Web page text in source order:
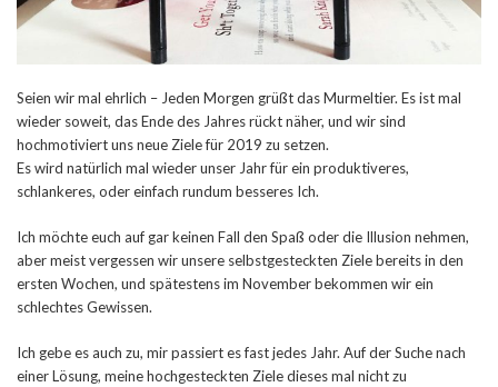
Seien wir mal ehrlich – Jeden Morgen grüßt das Murmeltier. Es ist mal
wieder soweit, das Ende des Jahres rückt näher, und wir sind
hochmotiviert uns neue Ziele für 2019 zu setzen.
Es wird natürlich mal wieder unser Jahr für ein produktiveres,
schlankeres, oder einfach rundum besseres Ich.
Ich möchte euch auf gar keinen Fall den Spaß oder die Illusion nehmen,
aber meist vergessen wir unsere selbstgesteckten Ziele bereits in den
ersten Wochen, und spätestens im November bekommen wir ein
schlechtes Gewissen.
Ich gebe es auch zu, mir passiert es fast jedes Jahr. Auf der Suche nach
einer Lösung, meine hochgesteckten Ziele dieses mal nicht zu